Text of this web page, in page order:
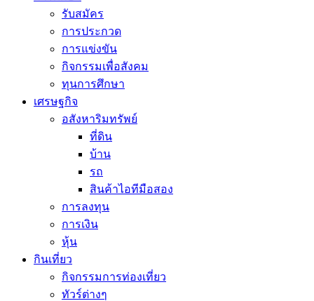
รับสมัคร
การประกวด
การแข่งขัน
กิจกรรมเพื่อสังคม
ทุนการศึกษา
เศรษฐกิจ
อสังหาริมทรัพย์
ที่ดิน
บ้าน
รถ
สินค้าไอทีมือสอง
การลงทุน
การเงิน
หุ้น
กินเที่ยว
กิจกรรมการท่องเที่ยว
ทัวร์ต่างๆ